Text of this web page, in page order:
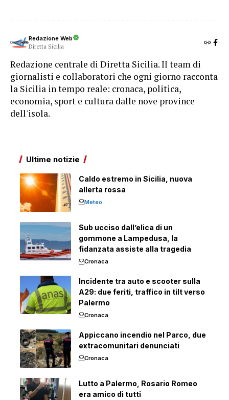
Redazione Web
Diretta Sicilia
Redazione centrale di Diretta Sicilia. Il team di
giornalisti e collaboratori che ogni giorno racconta
la Sicilia in tempo reale: cronaca, politica,
economia, sport e cultura dalle nove province
dell'isola.
Ultime notizie
Caldo estremo in Sicilia, nuova
allerta rossa
Meteo
Sub ucciso dall’elica di un
gommone a Lampedusa, la
fidanzata assiste alla tragedia
Cronaca
Incidente tra auto e scooter sulla
A29: due feriti, traffico in tilt verso
Palermo
Cronaca
Appiccano incendio nel Parco, due
extracomunitari denunciati
Cronaca
Lutto a Palermo, Rosario Romeo
era amico di tutti